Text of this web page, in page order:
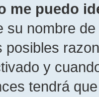
me puedo
su nombre
posibles
y
tendrá